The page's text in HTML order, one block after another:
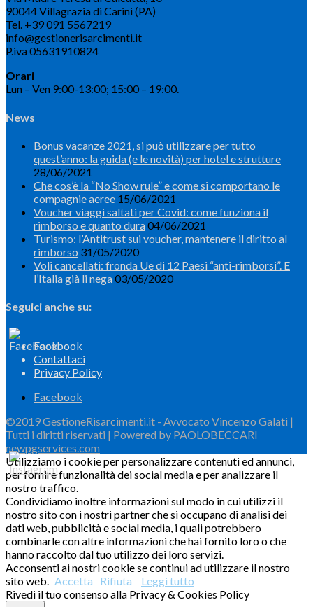
90044 Villagrazia di Carini (PA)
Tel. +39 091 5567219
info@gestionerisarcimenti.it
P.iva 05631910824
Orari
Lun – Ven 9:00-13:00; 15:00 – 19:00.
News
Bonus vacanze 2021, si può utilizzare per tutto
quest’anno: la guida (e le novità) per hotel e strutture
28/06/2021
Che cos’è la “No Show rule” e come si comportano le
compagnie aeree 15/06/2021
Voucher viaggi saltati per Covid: come funziona il
rimborso e quanto dura04/06/2021
Turismo: l’Antitrust sui voucher, mantenere il diritto al
rimborso 31/05/2020
Voli cancellati: fronda Ue di 12 Paesi “anti-rimborsi”. E
l’Italia già li nega03/05/2020
Seguici anche su:
Facebook
Contattaci
Privacy Policy
Facebook
©2019 GestioneRisarcimenti.it - Avvocato Vincenzo Galati |
Tutti i diritti riservati | Powered by PAOLOBECCARI
newpgservices.com
Utilizziamo i cookie per personalizzare contenuti ed annunci,
per fornire funzionalità dei social media e per analizzare il
nostro traffico.
Condividiamo inoltre informazioni sul modo in cui utilizzi il
nostro sito con i nostri partner che si occupano di analisi dei
dati web, pubblicità e social media, i quali potrebbero
combinarle con altre informazioni che hai fornito loro o che
hanno raccolto dal tuo utilizzo dei loro servizi.
Acconsenti ai nostri cookie se continui ad utilizzare il nostro
sito web. Accetta Rifiuta
Leggi tutto
Rivedi il tuo consenso alla Privacy & Cookies Policy